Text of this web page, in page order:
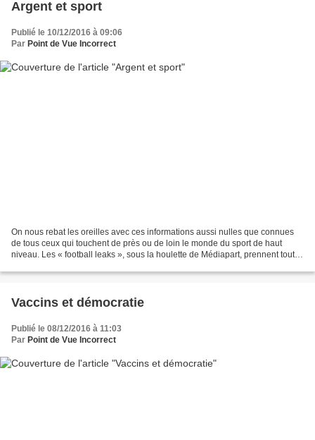
Argent et sport
Publié le 10/12/2016 à 09:06
Par Point de Vue Incorrect
On nous rebat les oreilles avec ces informations aussi nulles que connues
de tous ceux qui touchent de près ou de loin le monde du sport de haut
niveau. Les « football leaks », sous la houlette de Médiapart, prennent toutes
Vaccins et démocratie
Publié le 08/12/2016 à 11:03
Par Point de Vue Incorrect